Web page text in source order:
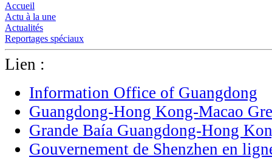
Accueil
Actu à la une
Actualités
Reportages spéciaux
Lien :
Information Office of Guangdong
Guangdong-Hong Kong-Macao
Grande Baía Guangdong-Hong
Gouvernement de Shenzhen en